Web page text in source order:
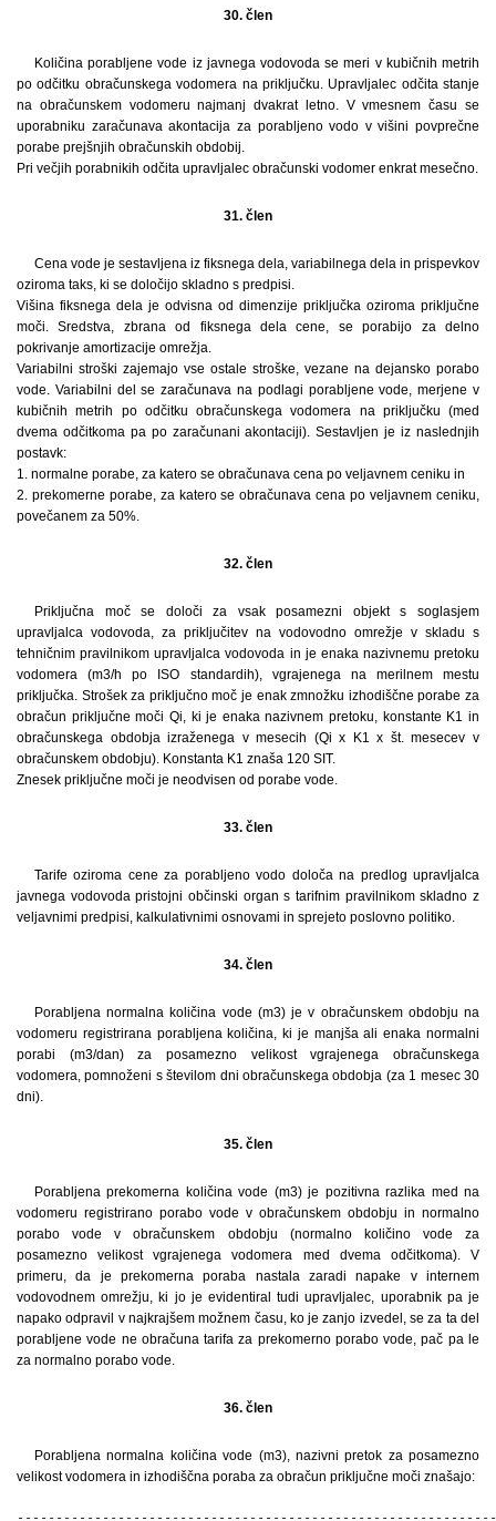
30. člen
Količina porabljene vode iz javnega vodovoda se meri v kubičnih metrih
po odčitku obračunskega vodomera na priključku. Upravljalec odčita stanje
na obračunskem vodomeru najmanj dvakrat letno. V vmesnem času se
uporabniku zaračunava akontacija za porabljeno vodo v višini povprečne
porabe prejšnjih obračunskih obdobij.
Pri večjih porabnikih odčita upravljalec obračunski vodomer enkrat mesečno.
31. člen
Cena vode je sestavljena iz fiksnega dela, variabilnega dela in prispevkov
oziroma taks, ki se določijo skladno s predpisi.
Višina fiksnega dela je odvisna od dimenzije priključka oziroma priključne
moči. Sredstva, zbrana od fiksnega dela cene, se porabijo za delno
pokrivanje amortizacije omrežja.
Variabilni stroški zajemajo vse ostale stroške, vezane na dejansko porabo
vode. Variabilni del se zaračunava na podlagi porabljene vode, merjene v
kubičnih metrih po odčitku obračunskega vodomera na priključku (med
dvema odčitkoma pa po zaračunani akontaciji). Sestavljen je iz naslednjih
postavk:
1. normalne porabe, za katero se obračunava cena po veljavnem ceniku in
2. prekomerne porabe, za katero se obračunava cena po veljavnem ceniku,
povečanem za 50%.
32. člen
Priključna moč se določi za vsak posamezni objekt s soglasjem
upravljalca vodovoda, za priključitev na vodovodno omrežje v skladu s
tehničnim pravilnikom upravljalca vodovoda in je enaka nazivnemu pretoku
vodomera (m3/h po ISO standardih), vgrajenega na merilnem mestu
priključka. Strošek za priključno moč je enak zmnožku izhodiščne porabe za
obračun priključne moči Qi, ki je enaka nazivnem pretoku, konstante K1 in
obračunskega obdobja izraženega v mesecih (Qi x K1 x št. mesecev v
obračunskem obdobju). Konstanta K1 znaša 120 SIT.
Znesek priključne moči je neodvisen od porabe vode.
33. člen
Tarife oziroma cene za porabljeno vodo določa na predlog upravljalca
javnega vodovoda pristojni občinski organ s tarifnim pravilnikom skladno z
veljavnimi predpisi, kalkulativnimi osnovami in sprejeto poslovno politiko.
34. člen
Porabljena normalna količina vode (m3) je v obračunskem obdobju na
vodomeru registrirana porabljena količina, ki je manjša ali enaka normalni
porabi (m3/dan) za posamezno velikost vgrajenega obračunskega
vodomera, pomnoženi s številom dni obračunskega obdobja (za 1 mesec 30
dni).
35. člen
Porabljena prekomerna količina vode (m3) je pozitivna razlika med na
vodomeru registrirano porabo vode v obračunskem obdobju in normalno
porabo vode v obračunskem obdobju (normalno količino vode za
posamezno velikost vgrajenega vodomera med dvema odčitkoma). V
primeru, da je prekomerna poraba nastala zaradi napake v internem
vodovodnem omrežju, ki jo je evidentiral tudi upravljalec, uporabnik pa je
napako odpravil v najkrajšem možnem času, ko je zanjo izvedel, se za ta del
porabljene vode ne obračuna tarifa za prekomerno porabo vode, pač pa le
za normalno porabo vode.
36. člen
Porabljena normalna količina vode (m3), nazivni pretok za posamezno
velikost vodomera in izhodiščna poraba za obračun priključne moči znašajo: